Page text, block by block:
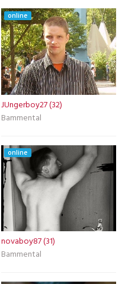
online
JUngerboy27 (32)
Bammental
online
novaboy87 (31)
Bammental